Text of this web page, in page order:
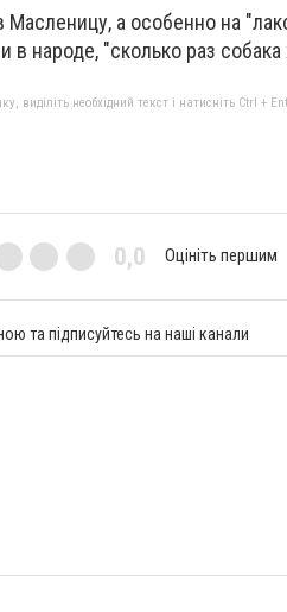
Масленицу, а особенно на
в народе, "сколько раз
виділіть необхідний текст і натисніть Ctrl +
0,0 Оцініть першим
та підписуйтесь на наші канали